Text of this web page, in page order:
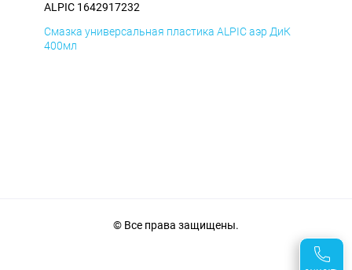
ALPIC 1642917232
Смазка универсальная пластика ALPIC аэр ДиК
400мл
© Все права защищены.